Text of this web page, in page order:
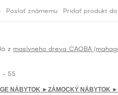
Poslať známemu Pridať produkt
z masívneho dreva CAOBA
- 55
NÁBYTOK ►ZÁMOCKÝ NÁBYTOK